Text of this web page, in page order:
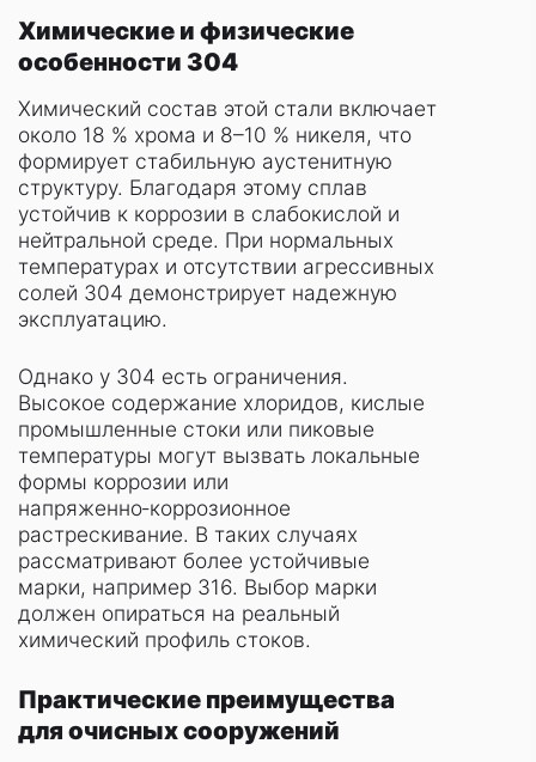
Химические и физические
особенности 304
Химический состав этой стали включает
около 18 % хрома и 8–10 % никеля, что
формирует стабильную аустенитную
структуру. Благодаря этому сплав
устойчив к коррозии в слабокислой и
нейтральной среде. При нормальных
температурах и отсутствии агрессивных
солей 304 демонстрирует надежную
эксплуатацию.
Однако у 304 есть ограничения.
Высокое содержание хлоридов, кислые
промышленные стоки или пиковые
температуры могут вызвать локальные
формы коррозии или
напряженно‑коррозионное
растрескивание. В таких случаях
рассматривают более устойчивые
марки, например 316. Выбор марки
должен опираться на реальный
химический профиль стоков.
Практические преимущества
для очисных сооружений